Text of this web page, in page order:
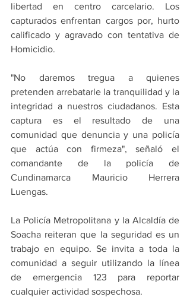
libertad en centro carcelario. Los
capturados enfrentan cargos por, hurto
calificado y agravado con tentativa de
Homicidio.
"No daremos tregua a quienes
pretenden arrebatarle la tranquilidad y la
integridad a nuestros ciudadanos. Esta
captura es el resultado de una
comunidad que denuncia y una policía
que actúa con firmeza", señaló el
comandante de la policía de
Cundinamarca Mauricio Herrera
Luengas.
La Policía Metropolitana y la Alcaldía de
Soacha reiteran que la seguridad es un
trabajo en equipo. Se invita a toda la
comunidad a seguir utilizando la línea
de emergencia 123 para reportar
cualquier actividad sospechosa.